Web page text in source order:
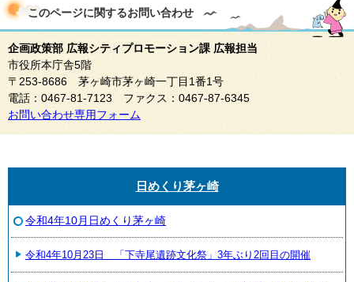
このページに関するお問い合わせ
企画政策部 広報シティプロモーション課 広報担当
市役所本庁舎5階
〒253-8686 茅ヶ崎市茅ヶ崎一丁目1番1号
電話：0467-81-7123 ファクス：0467-87-6345
お問い合わせ専用フォーム
日めくり茅ヶ崎
令和4年10月日めくり茅ヶ崎
令和4年10月23日 「下寺尾遺跡文化祭」3年ぶり2回目の開催